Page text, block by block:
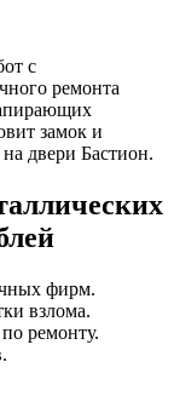
с
ремонта
замок и
двери Бастион.
фирм.
взлома.
ремонту.